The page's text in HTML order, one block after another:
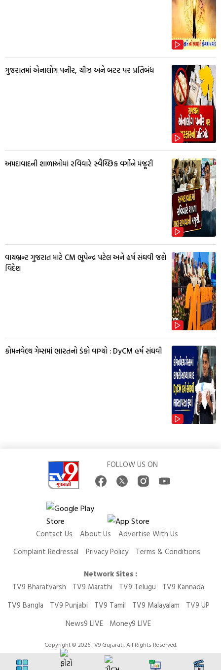
ગુજરાતમાં એનાલોગ પનીર, ચીઝ અને બટર પર પ્રતિબંધ
અમદાવાદની શાળાઓમાં રવિવારે સ્વૈચ્છિક વર્ગોને મંજૂરી
વાયબ્રન્ટ ગુજરાત માટે CM ભૂપેન્દ્ર પટેલ અને હર્ષ સંઘવી જશે
વિદેશ
કોમનવેલ્થ ગેમ્સમાં ભારતનો ડંકો વાગ્યો : DyCM હર્ષ સંઘવી
FOLLOW US ON
Contact Us About Us
Advertise With Us
Complaint Redressal
Privacy Policy
Terms & Conditions
Network Sites :
TV9 Bharatvarsh
TV9 Marathi TV9 Telugu
TV9 Kannada
TV9 Bangla
TV9 Punjabi TV9 Tamil TV9 Malayalam
TV9 UP
News9 LIVE
Money9 LIVE
Copyright © 2026 TV9 Gujarati. All Rights Reserved.